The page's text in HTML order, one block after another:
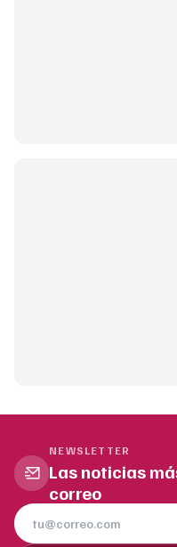
NEWSLETTER
Las noticias
correo